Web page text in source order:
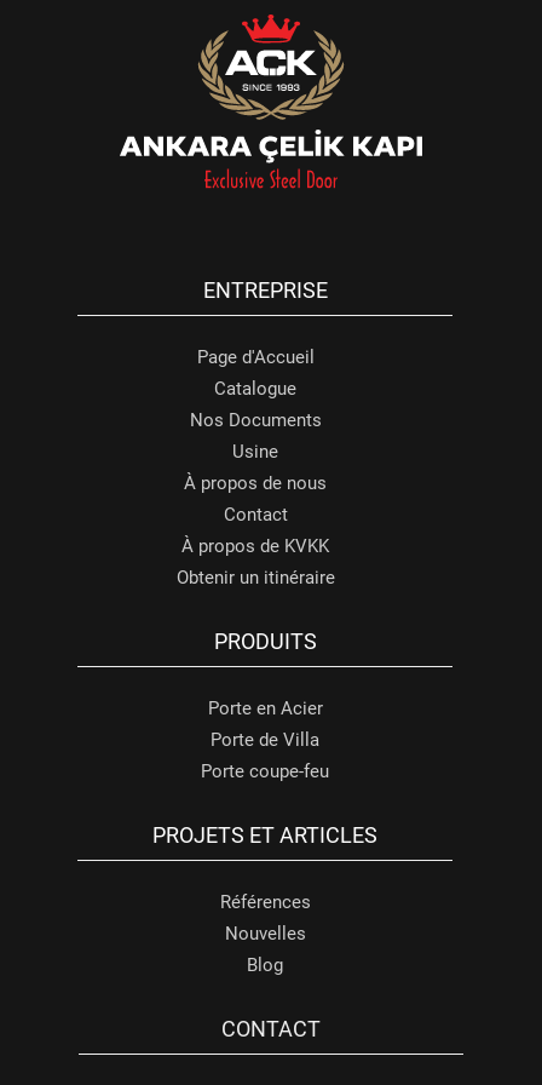
ENTREPRISE
Page d'Accueil
Catalogue
Nos Documents
Usine
À propos de nous
Contact
À propos de KVKK
Obtenir un itinéraire
PRODUITS
Porte en Acier
Porte de Villa
Porte coupe-feu
PROJETS ET ARTICLES
Références
Nouvelles
Blog
CONTACT